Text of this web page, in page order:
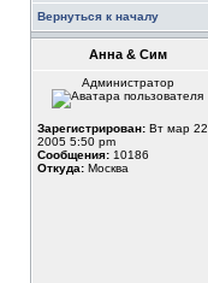
Вернуться к началу
Анна & Сим
Администратор
Зарегистрирован: Вт мар 22,
2005 5:50 pm
Сообщения: 10186
Откуда: Москва